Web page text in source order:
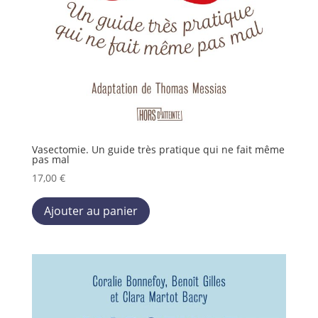
Vasectomie. Un guide très pratique qui ne fait même
pas mal
17,00 €
Ajouter au panier
produit
variations.
Les
options